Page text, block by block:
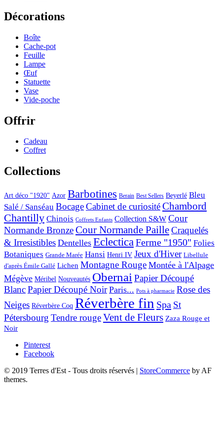
Décorations
Boîte
Cache-pot
Feuille
Lampe
Œuf
Statuette
Vase
Vide-poche
Offrir
Cadeau
Coffret
Collections
Art déco "1920" Azor Barbotines Berain Best Sellers Beyerlé Bleu
Salé / Sanséau BocageCabinet de curiositéChambord
Chantilly Chinois Coffrets Enfants Collection S&W Cour
Normande BronzeCour Normande PailleCraquelés
& Irresistibles Dentelles EclecticaFerme "1950" Folies
Botaniques Grande Marée Hansi Henri IV Jeux d'Hiver Libellule
d'après Émile Gallé Lichen Montagne Rouge Montée à l'Alpage
Mégève Méribel Nouveautés Obernai Papier Découpé
BlancPapier Découpé Noir Paris... Pots à pharmacie Rose des
Neiges Réverbère Coq Réverbère fin Spa St
Pétersbourg Tendre rougeVent de Fleurs Zaza Rouge et
Noir
Pinterest
Facebook
© 2019 Terres d'Est - Tous droits réservés | StoreCommerce by AF
themes.